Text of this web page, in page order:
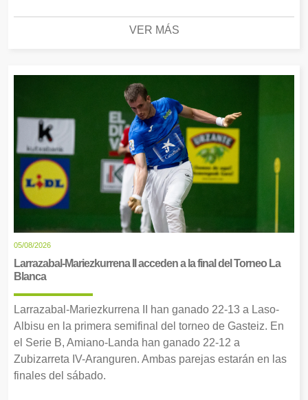
VER MÁS
05/08/2026
Larrazabal-Mariezkurrena II acceden a la final del Torneo La
Blanca
Larrazabal-Mariezkurrena II han ganado 22-13 a Laso-
Albisu en la primera semifinal del torneo de Gasteiz. En
el Serie B, Amiano-Landa han ganado 22-12 a
Zubizarreta IV-Aranguren. Ambas parejas estarán en las
finales del sábado.